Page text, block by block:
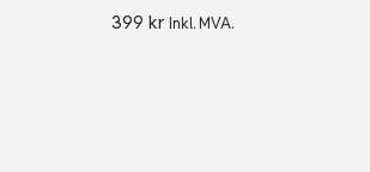
399kr Inkl. MVA.